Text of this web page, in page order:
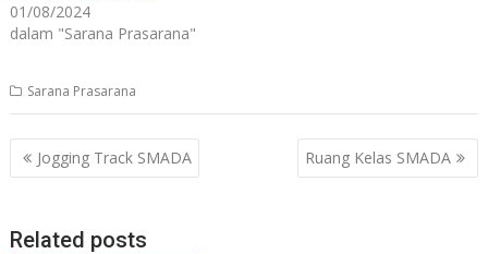
01/08/2024
dalam "Sarana Prasarana"
Sarana Prasarana
Navigasi
pos
Jogging Track SMADA Ruang Kelas SMADA
Related posts